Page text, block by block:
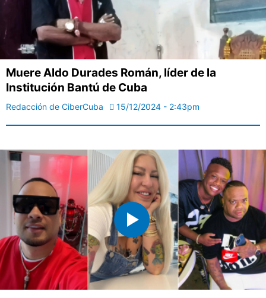
Muere Aldo Durades Román, líder de la
Institución Bantú de Cuba
Redacción de CiberCuba 15/12/2024 - 2:43pm